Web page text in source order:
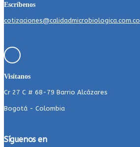
Escríbenos
cotizaciones@calidadmicrobiologica.com.co
Visítanos
Cr 27 C # 68-79 Barrio Alcázares
Bogotá - Colombia
Síguenos en